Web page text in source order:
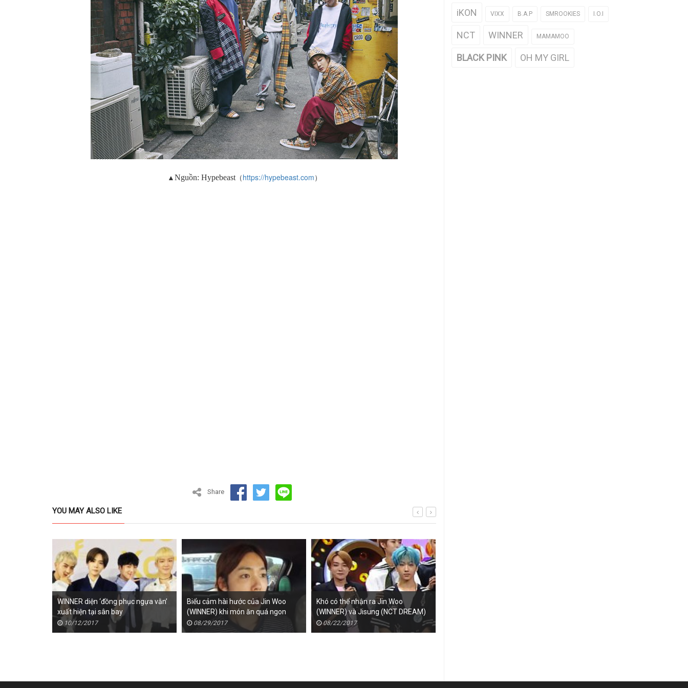
▲Nguồn: Hypebeast（https://hypebeast.com）
Share
YOU MAY ALSO LIKE
WINNER diện ‘đồng phục ngựa vằn’
xuất hiện tại sân bay
10/12/2017
Biểu cảm hài hước của Jin Woo
(WINNER) khi món ăn quá ngon
08/29/2017
Khó có thể nhận ra Jin Woo
(WINNER) và Jisung (NCT DREAM)
chênh nhau 11 tuổi
08/22/2017
iKON VIXX B.A.P SMROOKIES I.O.I
NCT WINNER MAMAMOO
BLACK PINK OH MY GIRL